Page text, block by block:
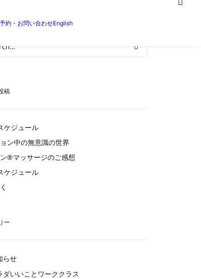
約・お問い合わせEnglish
稿
ケジュール
ン中の無意識の世界
®︎マッサージのご感想
ケジュール
ー
らせ
ダいいことワーククラス